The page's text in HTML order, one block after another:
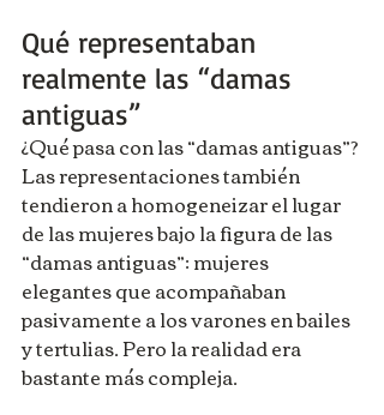
Qué representaban
realmente las “damas
antiguas”
¿Qué pasa con las “damas antiguas”?
Las representaciones también
tendieron a homogeneizar el lugar
de las mujeres bajo la figura de las
“damas antiguas”: mujeres
elegantes que acompañaban
pasivamente a los varones en bailes
y tertulias. Pero la realidad era
bastante más compleja.